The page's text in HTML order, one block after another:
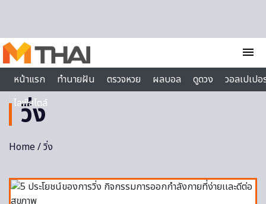
menu
หน้าแรก
ทำนายฝัน ตรวจหวย ผลบอล ดูดวง
วอลเปเป
ไลฟ์สไตล์
วิ่ง
Home/ วิ่ง